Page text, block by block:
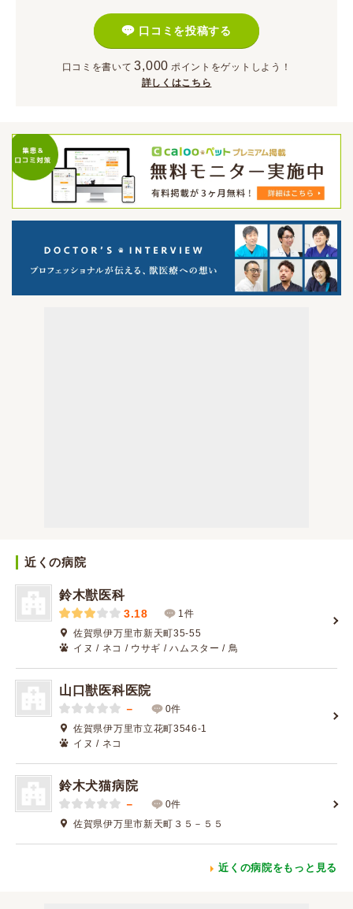
口コミを投稿する
口コミを書いて 3,000 ポイント をゲットしよう！
詳しくはこちら
近くの病院
鈴木獣医科
3.18
1件
佐賀県伊万里市新天町35-55
イヌ / ネコ / ウサギ / ハムスター / 鳥
山口獣医科医院
－
0件
佐賀県伊万里市立花町3546-1
イヌ / ネコ
鈴木犬猫病院
－
0件
佐賀県伊万里市新天町３５－５５
近くの病院をもっと見る